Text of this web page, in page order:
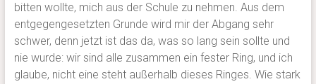
bitten wollte, mich aus der Schule zu nehmen. Aus dem
entgegengesetzten Grunde wird mir der Abgang sehr
schwer, denn jetzt ist das da, was so lang sein sollte und
nie wurde: wir sind alle zusammen ein fester Ring, und ich
glaube, nicht eine steht außerhalb dieses Ringes. Wie stark